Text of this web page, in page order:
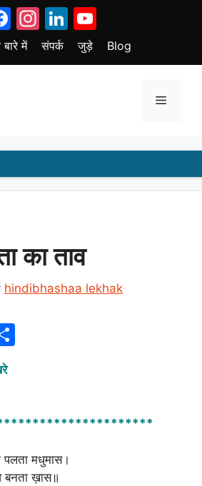
Facebook
Instagram
LinkedIn
बारे में संपर्क जुड़े Blog
Menu
का ताव
hindibhashaa lekhak
पलता मधुमास।
बनता ख़ास॥